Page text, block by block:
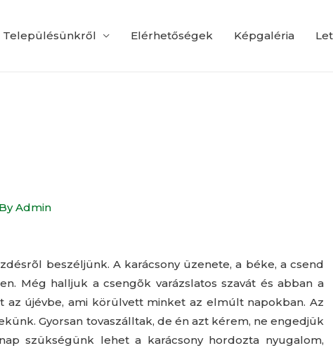
Településünkről Elérhetőségek Képgaléria
Admin
beszéljünk. A karácsony üzenete, a béke, a csend
Még halljuk a csengõk varázslatos szavát és abban a
újévbe, ami körülvett minket az elmúlt napokban. Az
Gyorsan tovaszálltak, de én azt kérem, ne engedjük
szükségünk lehet a karácsony hordozta nyugalom,